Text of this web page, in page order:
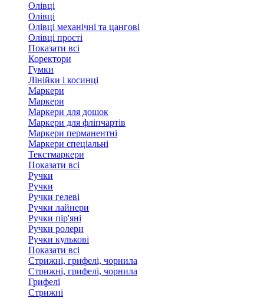
Олівці
Олівці
Олівці механічні та цангові
Олівці прості
Показати всі
Коректори
Гумки
Лінійки і косинці
Маркери
Маркери
Маркери для дошок
Маркери для фліпчартів
Маркери перманентні
Маркери спеціальні
Текстмаркери
Показати всі
Ручки
Ручки
Ручки гелеві
Ручки лайнери
Ручки пір'яні
Ручки ролери
Ручки кулькові
Показати всі
Стрижні, грифелі, чорнила
Стрижні, грифелі, чорнила
Грифелі
Стрижні